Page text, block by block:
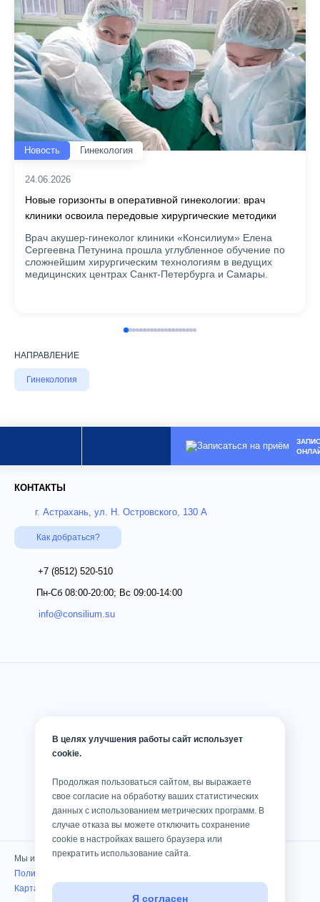
Новость Гинекология
24.06.2026
Новые горизонты в оперативной гинекологии: врач
клиники освоила передовые хирургические методики
Врач акушер-гинеколог клиники «Консилиум» Елена
Сергеевна Петунина прошла углубленное обучение по
сложнейшим хирургическим технологиям в ведущих
медицинских центрах Санкт-Петербурга и Самары.
НАПРАВЛЕНИЕ
Гинекология
КОНТАКТЫ
г. Астрахань, ул. Н. Островского, 130 А
Как добраться?
+7 (8512) 520-510
Пн-Сб 08:00-20:00; Вс 09:00-14:00
info@consilium.su
Мы используем cookies
Политика конфиденциальности
Карта сайта
В целях улучшения работы сайт использует
cookie.
Продолжая пользоваться сайтом, вы выражаете
свое согласие на обработку ваших статистических
данных с использованием метрических программ. В
случае отказа вы можете отключить сохранение
cookie в настройках вашего браузера или
прекратить использование сайта.
Я согласен